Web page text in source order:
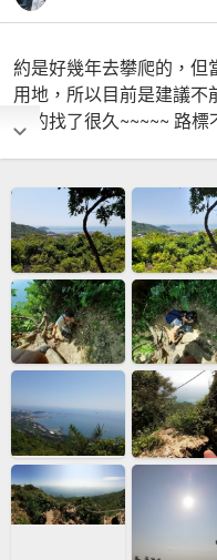
約是好幾年去攀爬的，但
用地，所以目前是建議不
真的找了很久~~~~~ 路